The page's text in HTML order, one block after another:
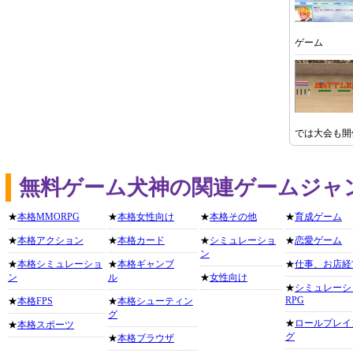
ゲーム
では大会も
無料ゲーム犬神の関連ゲームジャ
★本格MMORPG
★本格アクション
★本格シミュレーショ
ン
★本格FPS
★本格スポーツ
★本格女性向け
★本格カード
★本格ギャンブ
ル
★本格シューティン
グ
★本格ブラウザ
★本格その他
★シミュレーショ
ン
★女性向け
★育成ゲーム
★恋愛ゲーム
★仕事、お店
★シミュレー
RPG
★ ロールプレ
グ